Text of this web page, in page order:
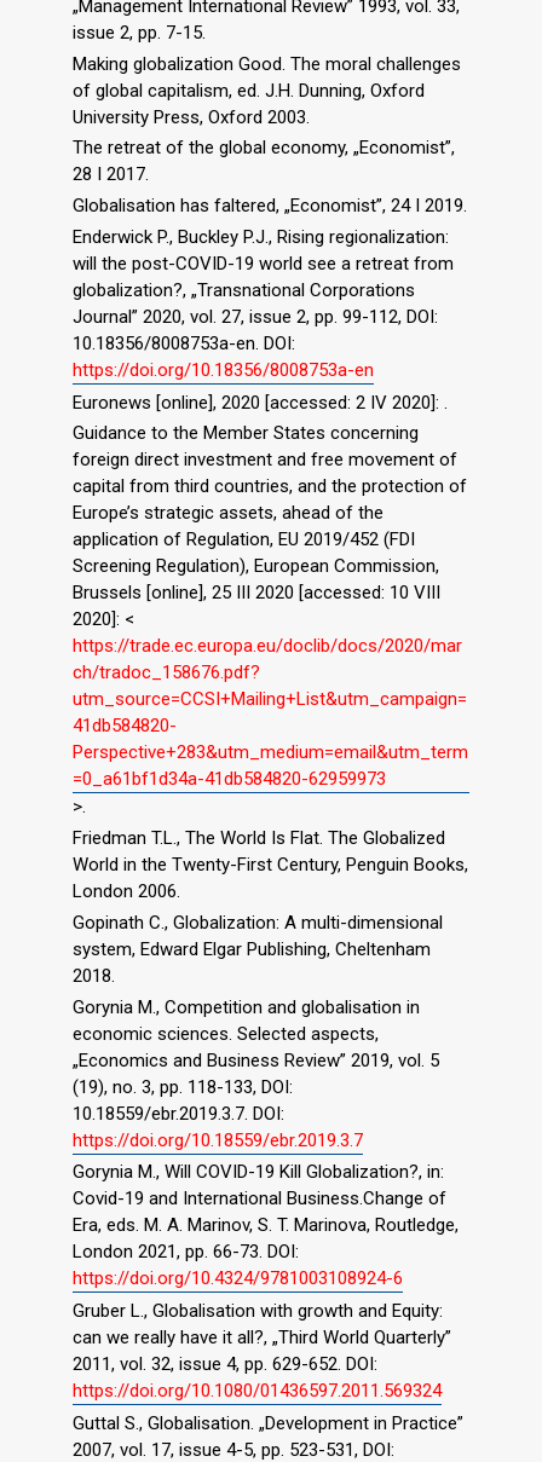
„Management International Review” 1993, vol. 33,
issue 2, pp. 7-15.
Making globalization Good. The moral challenges
of global capitalism, ed. J.H. Dunning, Oxford
University Press, Oxford 2003.
The retreat of the global economy, „Economist”,
28 I 2017.
Globalisation has faltered, „Economist”, 24 I 2019.
Enderwick P., Buckley P.J., Rising regionalization:
will the post-COVID-19 world see a retreat from
globalization?, „Transnational Corporations
Journal” 2020, vol. 27, issue 2, pp. 99-112, DOI:
10.18356/8008753a-en. DOI:
https://doi.org/10.18356/8008753a-en
Euronews [online], 2020 [accessed: 2 IV 2020]: .
Guidance to the Member States concerning
foreign direct investment and free movement of
capital from third countries, and the protection of
Europe’s strategic assets, ahead of the
application of Regulation, EU 2019/452 (FDI
Screening Regulation), European Commission,
Brussels [online], 25 III 2020 [accessed: 10 VIII
2020]: <
https://trade.ec.europa.eu/doclib/docs/2020/mar
ch/tradoc_158676.pdf?
utm_source=CCSI+Mailing+List&utm_campaign=
41db584820-
Perspective+283&utm_medium=email&utm_term
=0_a61bf1d34a-41db584820-62959973
>.
Friedman T.L., The World Is Flat. The Globalized
World in the Twenty-First Century, Penguin Books,
London 2006.
Gopinath C., Globalization: A multi-dimensional
system, Edward Elgar Publishing, Cheltenham
2018.
Gorynia M., Competition and globalisation in
economic sciences. Selected aspects,
„Economics and Business Review” 2019, vol. 5
(19), no. 3, pp. 118-133, DOI:
10.18559/ebr.2019.3.7. DOI:
https://doi.org/10.18559/ebr.2019.3.7
Gorynia M., Will COVID-19 Kill Globalization?, in:
Covid-19 and International Business.Change of
Era, eds. M. A. Marinov, S. T. Marinova, Routledge,
London 2021, pp. 66-73. DOI:
https://doi.org/10.4324/9781003108924-6
Gruber L., Globalisation with growth and Equity:
can we really have it all?, „Third World Quarterly”
2011, vol. 32, issue 4, pp. 629-652. DOI:
https://doi.org/10.1080/01436597.2011.569324
Guttal S., Globalisation. „Development in Practice”
2007, vol. 17, issue 4-5, pp. 523-531, DOI: